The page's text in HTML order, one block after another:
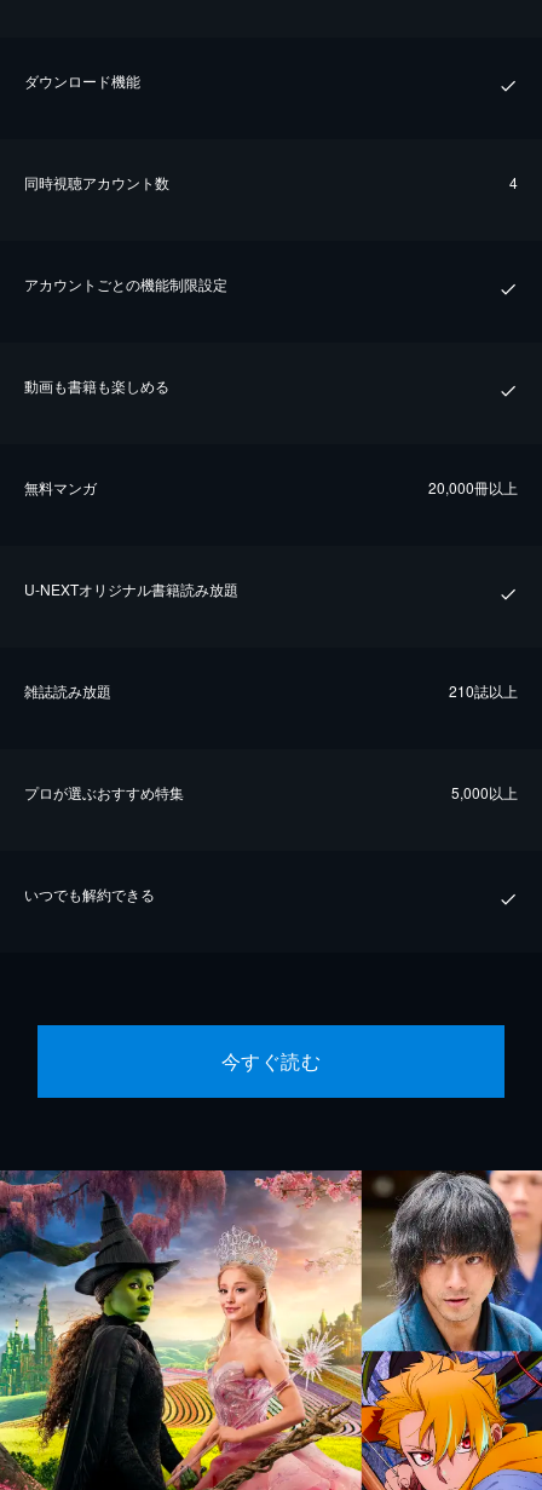
ダウンロード機能
同時視聴アカウント数 4
アカウントごとの機能制限設定
動画も書籍も楽しめる
無料マンガ 20,000冊以上
U-NEXTオリジナル書籍読み放題
雑誌読み放題 210誌以上
プロが選ぶおすすめ特集 5,000以上
いつでも解約できる
今すぐ読む